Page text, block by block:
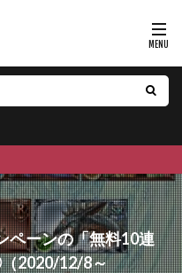
ペーンの「無料10連
2020/12/8～